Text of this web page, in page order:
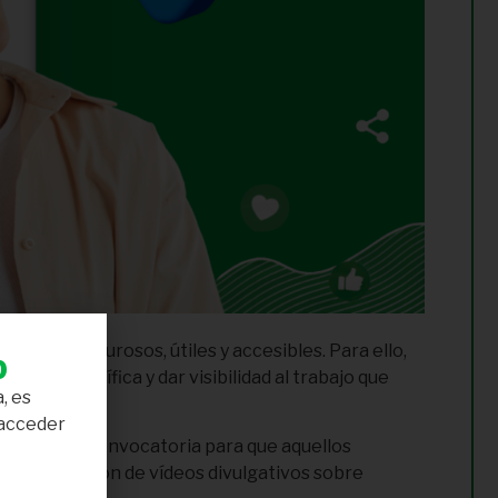
rigurosos, útiles y accesibles. Para ello,
científica y dar visibilidad al trabajo que
una convocatoria para que aquellos
la grabación de vídeos divulgativos sobre
es